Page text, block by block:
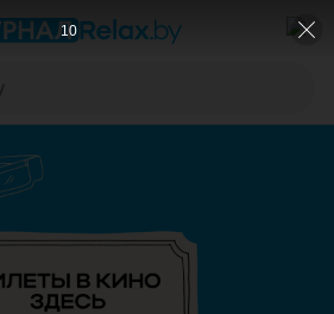
РЕКЛАМА НА САЙТЕ
9